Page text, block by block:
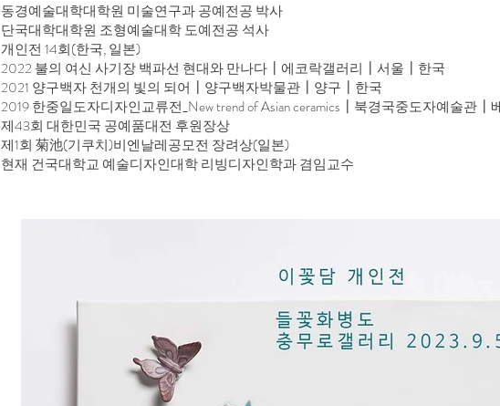
동경예술대학대학원 미술연구과 공예전공 박사
단국대학대학원 조형예술대학 도예전공 석사
개인전 14회(한국, 일본)
2022 불의 여신 사기장 백파선 현대와 만나다┃에코락갤러리┃서울┃한국
2021 양구백자 천개의 빛의 되어┃양구백자박물관┃양구┃한국
2019 한중일도자디자인교류전_New trend of Asian ceramics┃북경국중도자예술관┃
제43회 대한민국 공예품대전 후원장상
제1회 菊池(기쿠치)비엔날레공모전 장려상(일본)
현재 건국대학교 예술디자인대학 리빙디자인학과 겸임교수